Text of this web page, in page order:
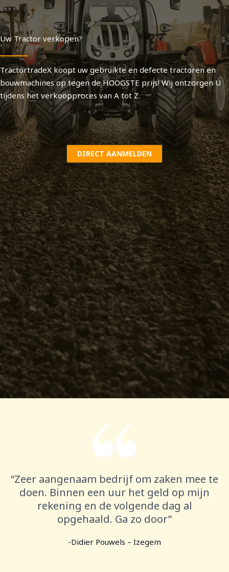
Uw Tractor verkopen?
TractortradeX koopt uw gebruikte en defecte tractoren en
bouwmachines op tegen de HOOGSTE prijs! Wij ontzorgen U
tijdens het verkoopproces van A tot Z.
DIRECT AANMELDEN
“Zeer aangenaam bedrijf om zaken mee te
doen. Binnen een uur het geld op mijn
rekening en de volgende dag al
opgehaald. Ga zo door”
-Didier Pouwels – Izegem